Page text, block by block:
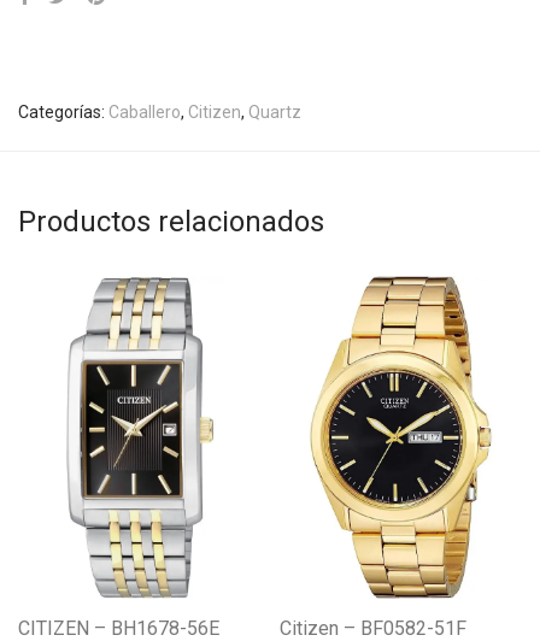
Categorías: Caballero, Citizen, Quartz
Productos relacionados
CITIZEN – BH1678-56E Citizen – BF0582-51F